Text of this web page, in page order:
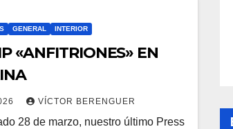
GENERAL INTERIOR
«ANFITRIONES» EN
VÍCTOR BERENGUER
28 de marzo, nuestro último Press